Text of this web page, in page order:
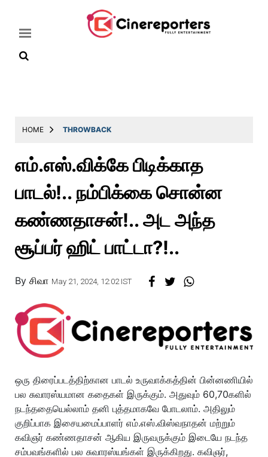
Latest
Throwback
Television
Reviews
Story
HOME THROWBACK
எம்.எஸ்.விக்கே பிடிக்காத
பாடல்!.. நம்பிக்கை சொன்ன
கண்ணதாசன்!.. அட அந்த
சூப்பர் ஹிட் பாட்டா?!..
By சிவா May 21, 2024, 12:02 IST
ஒரு திரைப்படத்திற்கான பாடல் உருவாக்கத்தின் பின்னணியில்
பல சுவாரஸ்யமான கதைகள் இருக்கும். அதுவும் 60,70களில்
நடந்ததையெல்லாம் தனி புத்தமாகவே போடலாம். அதிலும்
குறிப்பாக இசையமைப்பாளர் எம்.எஸ்.விஸ்வநாதன் மற்றும்
கவிஞர் கண்ணதாசன் ஆகிய இருவருக்கும் இடையே நடந்த
சம்பவங்களில் பல சுவாரஸ்யங்கள் இருக்கிறது. கவிஞர்,